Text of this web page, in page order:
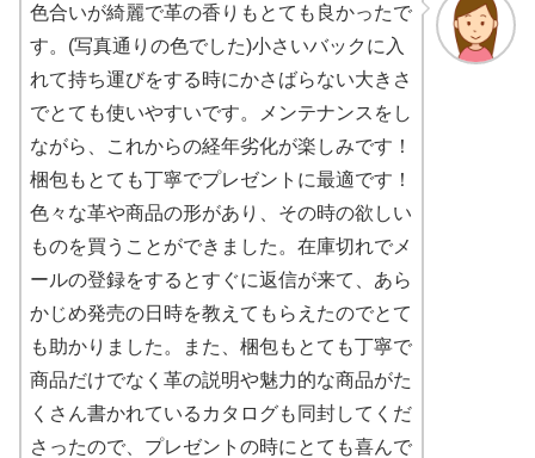
色合いが綺麗で革の香りもとても良かったで
す。(写真通りの色でした)小さいバックに入
れて持ち運びをする時にかさばらない大きさ
でとても使いやすいです。メンテナンスをし
ながら、これからの経年劣化が楽しみです！
梱包もとても丁寧でプレゼントに最適です！
色々な革や商品の形があり、その時の欲しい
ものを買うことができました。在庫切れでメ
ールの登録をするとすぐに返信が来て、あら
かじめ発売の日時を教えてもらえたのでとて
も助かりました。また、梱包もとても丁寧で
商品だけでなく革の説明や魅力的な商品がた
くさん書かれているカタログも同封してくだ
さったので、プレゼントの時にとても喜んで